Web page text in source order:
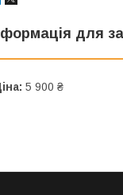
для
5 900 ₴